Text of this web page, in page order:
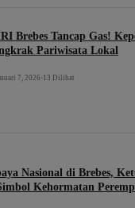
Brebes Tancap Gas!
Pariwisata Lokal
7, 2026 • 13 Dilihat
Nasional di Brebes,
Kehormatan